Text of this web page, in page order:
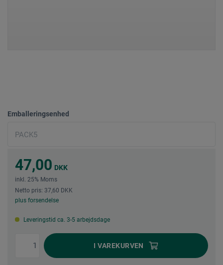
Emballeringsenhed
47,00 DKK
inkl. 25% Moms
Netto pris: 37,60 DKK
plus forsendelse
Leveringstid ca. 3-5 arbejdsdage
I VAREKURVEN